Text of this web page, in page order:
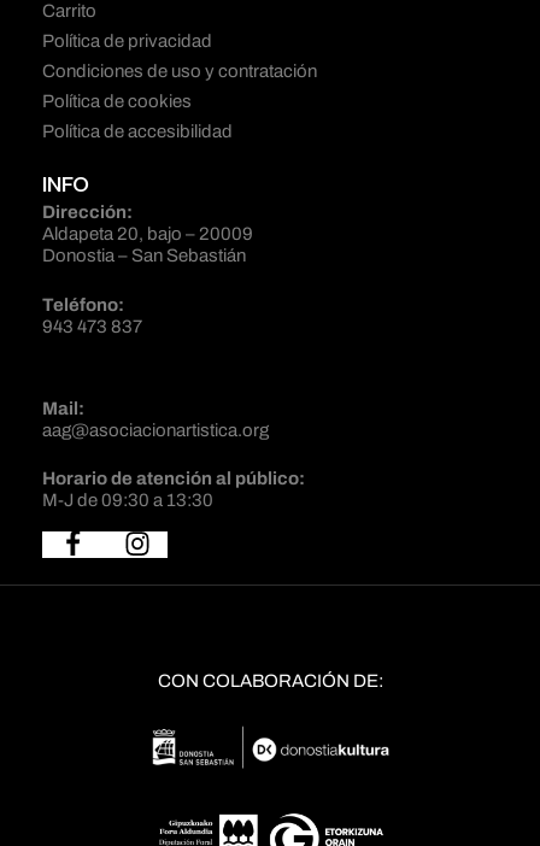
Carrito
Política de privacidad
Condiciones de uso y contratación
Política de cookies
Política de accesibilidad
INFO
Dirección:
Aldapeta 20, bajo – 20009
Donostia – San Sebastián
Teléfono:
943 473 837
Mail:
aag@asociacionartistica.org
Horario de atención al público:
M-J de 09:30 a 13:30
CON COLABORACIÓN DE: